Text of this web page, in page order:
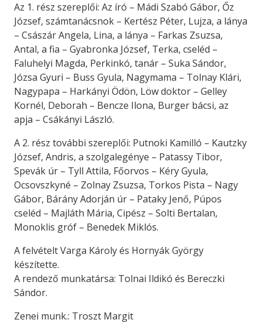
Az 1. rész szereplői: Az író – Mádi Szabó Gábor, Őz
József, számtanácsnok – Kertész Péter, Lujza, a lánya
– Császár Angela, Lina, a lánya – Farkas Zsuzsa,
Antal, a fia – Gyabronka József, Terka, cseléd –
Faluhelyi Magda, Perkinkó, tanár – Suka Sándor,
Józsa Gyuri – Buss Gyula, Nagymama – Tolnay Klári,
Nagypapa – Harkányi Ödön, Löw doktor – Gelley
Kornél, Deborah – Bencze Ilona, Burger bácsi, az
apja – Csákányi László.
A 2. rész további szereplői: Putnoki Kamilló – Kautzky
József, Andris, a szolgalegénye – Patassy Tibor,
Spevák úr – Tyll Attila, Főorvos – Kéry Gyula,
Ocsovszkyné – Zolnay Zsuzsa, Torkos Pista – Nagy
Gábor, Bárány Adorján úr – Pataky Jenő, Púpos
cseléd – Majláth Mária, Cipész – Solti Bertalan,
Monoklis gróf – Benedek Miklós.
A felvételt Varga Károly és Hornyák György
készítette.
A rendező munkatársa: Tolnai Ildikó és Bereczki
Sándor.
Zenei munk.: Troszt Margit